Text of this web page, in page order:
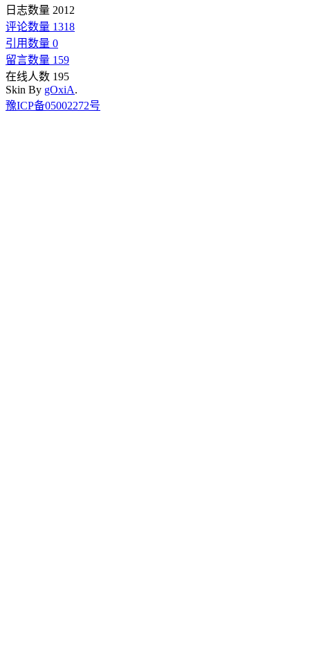
日志数量 2012
评论数量 1318
引用数量 0
留言数量 159
在线人数 195
Skin By gOxiA.
豫ICP备05002272号